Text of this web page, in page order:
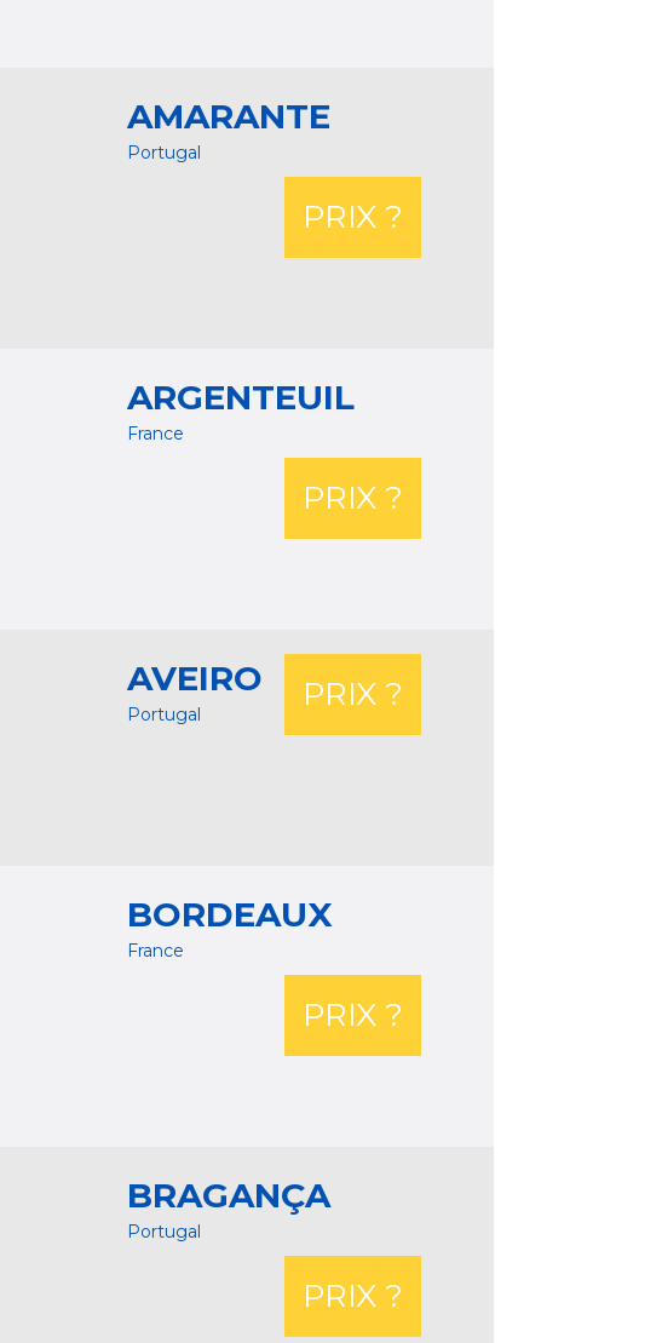
AMARANTE
Portugal
PRIX ?
ARGENTEUIL
France
PRIX ?
AVEIRO
Portugal
PRIX ?
BORDEAUX
France
PRIX ?
BRAGANÇA
Portugal
PRIX ?